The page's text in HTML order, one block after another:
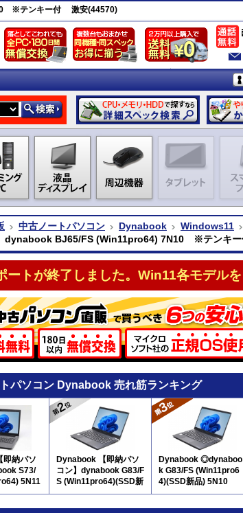
※テンキー付 激安(44570)
中古ノートパソコン Dynabook
Windows11
】dynabook BJ65/FS (Win11pro64) 7N10 ※テンキ
ートが終了しました。Win11各モデルを
トパソコン Dynabook 売れ筋ランキング
即納パソ
S73/
5N11
Dynabook 【即納パソ
コン】dynabook G83/F
S (Win11pro64)(SSD新
品) 5N10
Dynabook ◎dynaboo
k G83/FS (Win11pro6
4)(SSD新品) 5N10